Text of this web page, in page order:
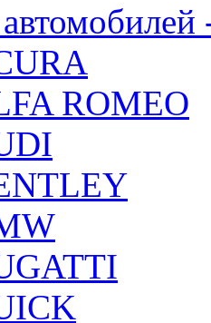
ROMEO